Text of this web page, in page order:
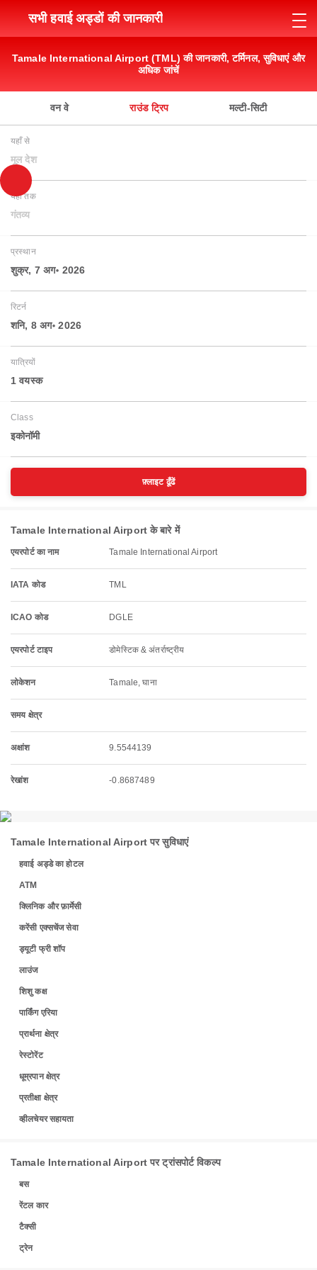
सभी हवाई अड्डों की जानकारी
Tamale International Airport (TML) की जानकारी, टर्मिनल, सुविधाएं और
अधिक जांचें
वन वे राउंड ट्रिप मल्टी-सिटी
यहाँ से
मूल देश
यहाँ तक
गंतव्य
प्रस्थान
शुक्र, 7 अग॰ 2026
रिटर्न
शनि, 8 अग॰ 2026
यात्रियों
1 वयस्‍क
Class
इकोनॉमी
फ़्लाइट ढूँढें
Tamale International Airport के बारे में
एयरपोर्ट का नाम Tamale International Airport
IATA कोड TML
ICAO कोड DGLE
एयरपोर्ट टाइप डोमेस्टिक & अंतर्राष्ट्रीय
लोकेशन Tamale, घाना
समय क्षेत्र
अक्षांश 9.5544139
रेखांश -0.8687489
Tamale International Airport पर सुविधाएं
हवाई अड्डे का होटल
ATM
क्लिनिक और फ़ार्मेसी
करेंसी एक्सचेंज सेवा
ड्यूटी फ्री शॉप
लाउंज
शिशु कक्ष
पार्किंग एरिया
प्रार्थना क्षेत्र
रेस्टोरेंट
धूम्रपान क्षेत्र
प्रतीक्षा क्षेत्र
व्हीलचेयर सहायता
Tamale International Airport पर ट्रांसपोर्ट विकल्प
बस
रेंटल कार
टैक्सी
ट्रेन